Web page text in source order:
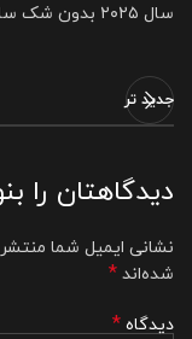
سال ۲۰۲۵ بدون شک سالی هیجان‌انگیز برای عاشقان مد خواهد بود.
جدید تر
دیدگاهتان را
نشانی ایمیل شما
شده‌اند *
دیدگاه *